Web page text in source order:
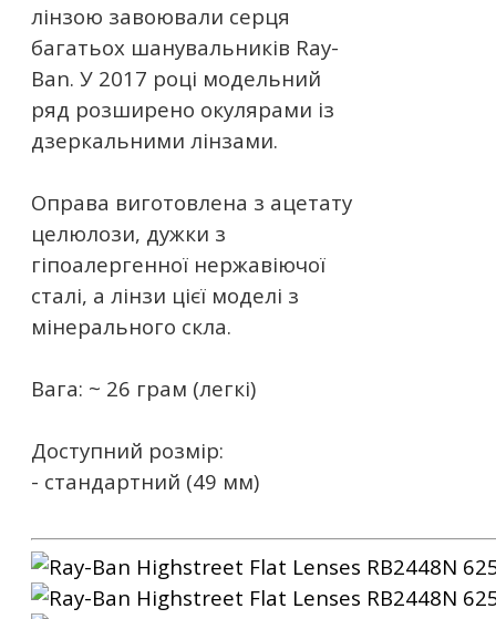
лінзою завоювали серця
багатьох шанувальників Ray-
Ban. У 2017 році модельний
ряд розширено окулярами із
дзеркальними лінзами.
Оправа виготовлена ​​з ацетату
целюлози, дужки з
гіпоалергенної нержавіючої
сталі, а лінзи цієї моделі з
мінерального скла.
Вага: ~ 26 грам (легкі)
Доступний розмір:
- стандартний (49 мм)